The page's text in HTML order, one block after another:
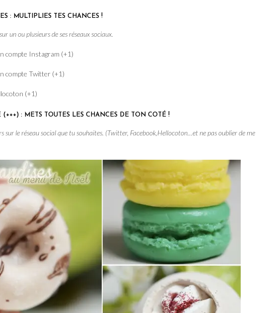
: MULTIPLIES TES CHANCES !
un ou plusieurs de ses réseaux sociaux.
compte Instagram (+1)
compte Twitter (+1)
(+1)
(+++) : METS TOUTES LES CHANCES DE TON COTÉ !
sur le réseau social que tu souhaites. (Twitter, Facebook,Hellocoton…et ne pas oublier de me